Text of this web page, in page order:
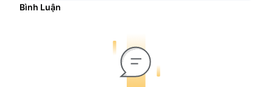
Bình Luận